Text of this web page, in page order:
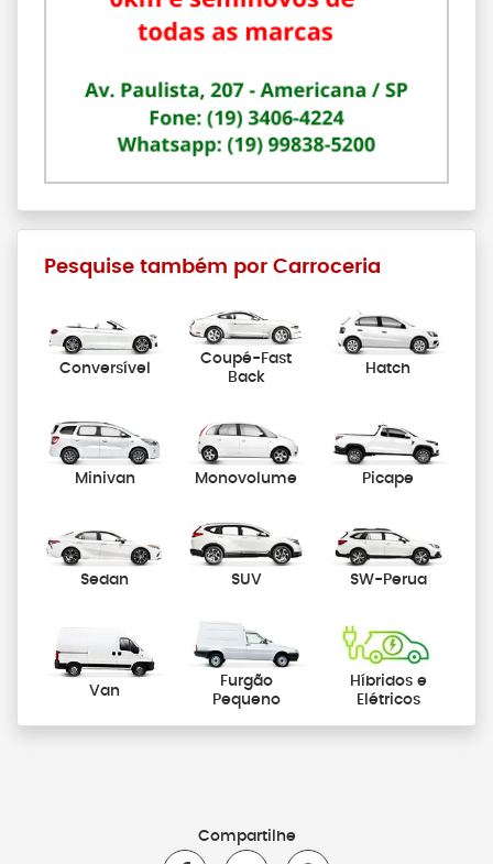
Pesquise também por Carroceria
Conversível
Coupé-Fast
Back
Hatch
Minivan Monovolume Picape
Sedan SUV SW-Perua
Van
Furgão
Pequeno
Híbridos e
Elétricos
Compartilhe